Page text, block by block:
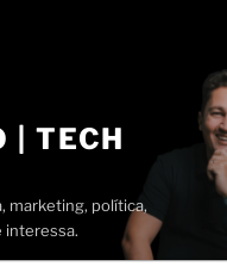
| TECH
marketing, política,
interessa.